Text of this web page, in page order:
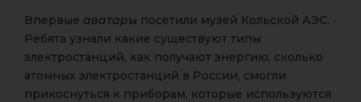
Впервые аватары посетили музей Кольской АЭС.
Ребята узнали какие существуют типы
электростанций, как получают энергию, сколько
атомных электростанций в России, смогли
прикоснуться к приборам, которые используются